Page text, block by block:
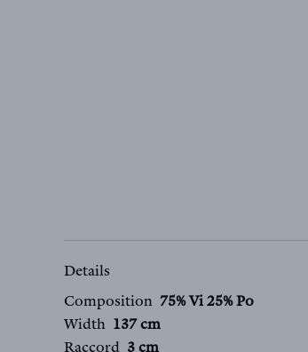
Details
Composition 75% Vi 25% Po
Width 137 cm